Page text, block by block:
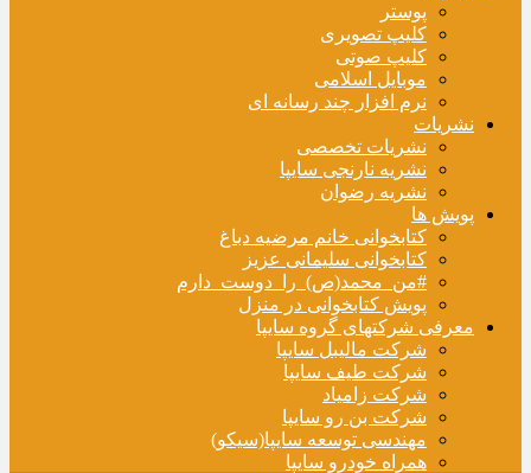
پوستر
کلیپ تصویری
کلیپ صوتی
موبایل اسلامی
نرم افزار چند رسانه ای
نشریات
نشریات تخصصی
نشریه نارنجی سایپا
نشریه رضوان
پویش ها
کتابخوانی خانم مرضیه دباغ
کتابخوانی سلیمانی عزیز
#من_محمد(ص)_را_دوست_دارم
پویش کتابخوانی در منزل
معرفی شرکتهای گروه سایپا
شرکت مالیبل سایپا
شرکت طیف سایپا
شرکت زامیاد
شرکت بن رو سایپا
مهندسی توسعه سایپا(سیکو)
همراه خودرو سایپا